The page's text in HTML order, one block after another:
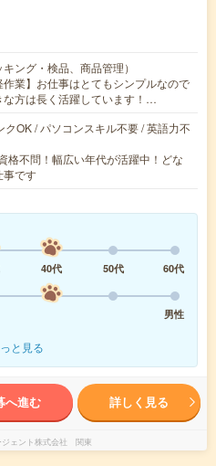
ング・検品、商品管理）
作業】お仕事はとてもシンプルなので
な方は長く活躍しています！…
クOK / パソコンスキル不要 / 英語力不
格不問！幅広い年代が活躍中！どな
事です
40代 50代
60代
男性
と見る
へ進む 詳しく見る
ジェント株式会社 関東